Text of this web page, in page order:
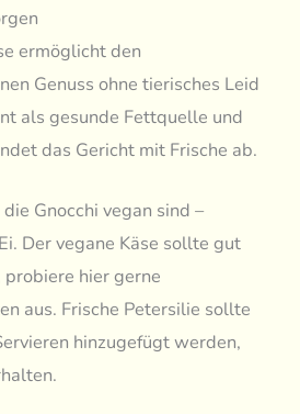
ermöglicht den
Genuss ohne tierisches Leid
als gesunde Fettquelle und
das Gericht mit Frische ab.
Gnocchi vegan sind –
Der vegane Käse sollte gut
probiere hier gerne
aus. Frische Petersilie sollte
hinzugefügt werden,